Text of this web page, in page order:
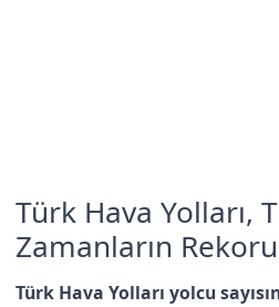
Türk Hava Yolları,
Zamanların
Türk Hava Yolları yolcu